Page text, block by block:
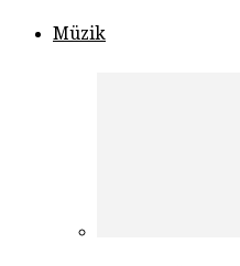
Müzik